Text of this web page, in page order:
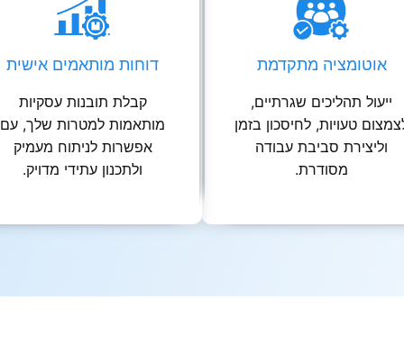
אוטומציה מתקדמת
ייעול תהליכים שגרתיים,
טעויות, לחיסכון בזמן
וליצירת סביבת עבודה
מסודרת.
דוחות מותאמים אישית
קבלת תובנות עסקיות
מותאמות למטרות שלך, עם
אפשרות לניתוח מעמיק
ולתכנון עתידי מדויק.